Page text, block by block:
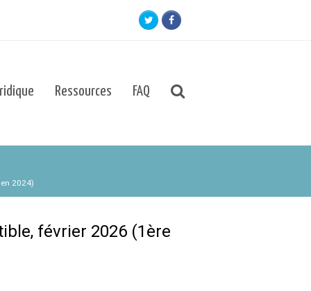
TwitterFacebook
Ressources FAQ
2024)
février 2026 (1ère